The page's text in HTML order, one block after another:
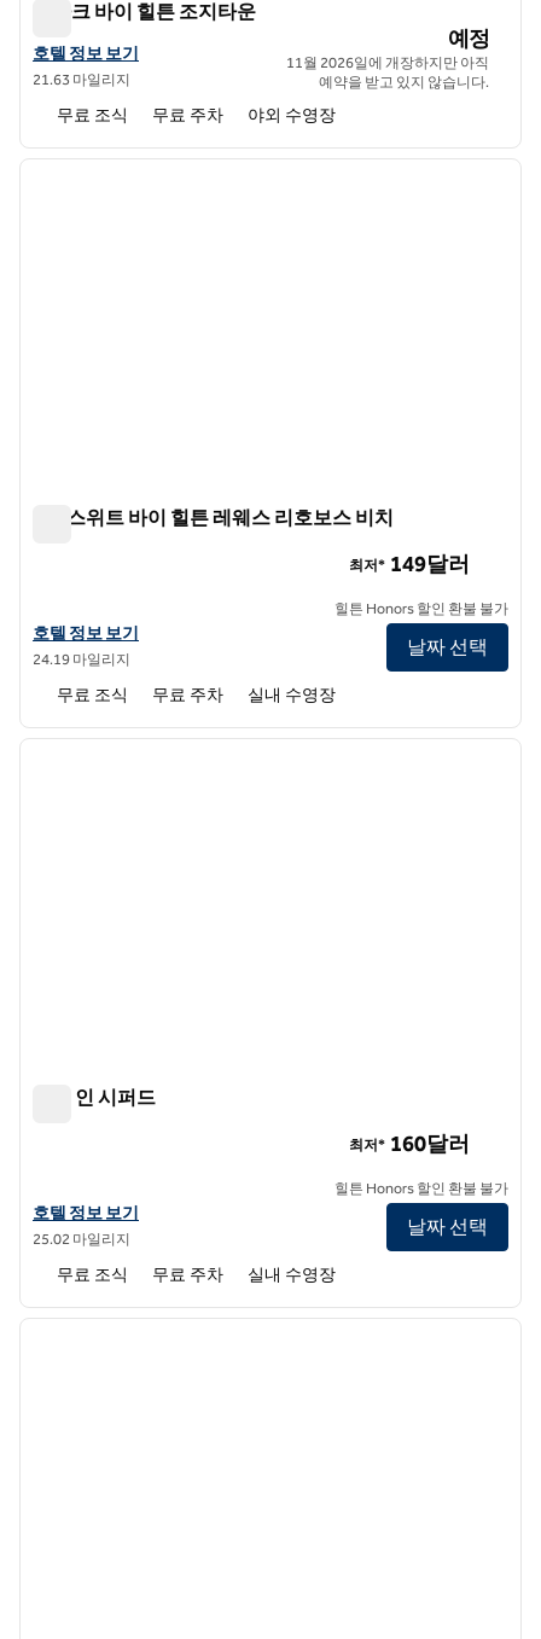
스파크 바이 힐튼 조지타운
스파크 바이 힐튼 조지타운의 호텔 정보 보기
호텔 정보 보기
21.63 마일리지
예정
11월 2026일에 개장하지만 아직
예약을 받고 있지 않습니다.
무료 조식 무료 주차 야외 수영장
1/12
다음
홈2 스위트 바이 힐튼 레웨스 리호보스 비치
홈2 스위트 바이 힐튼 레우스 리호보스 비치의 호텔 정보 보기
호텔 정보 보기
24.19 마일리지
최저* 149달러
힐튼 Honors 할인 환불 불가
날짜 선택
무료 조식 무료 주차 실내 수영장
1/12
다음
햄튼 인 시퍼드
햄튼 인 시포드의 호텔 정보 보기
호텔 정보 보기
25.02 마일리지
최저* 160달러
힐튼 Honors 할인 환불 불가
날짜 선택
무료 조식 무료 주차 실내 수영장
1/12
다음